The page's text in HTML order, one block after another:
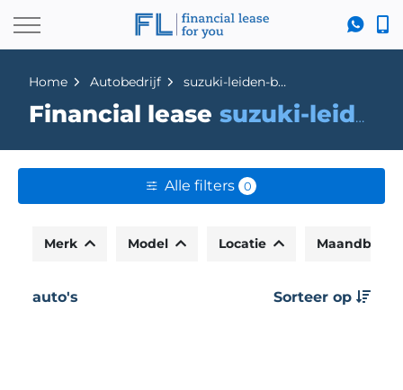
Home Autobedrijf suzuki-leiden-by-bart
Financial leasesuzuki-leiden-by-bart
Alle filters 0
Merk Model Locatie
auto's Sorteer op